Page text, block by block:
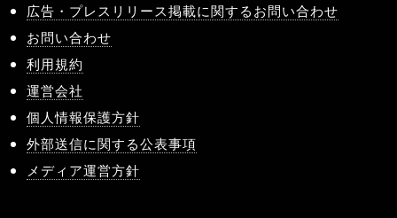
広告・プレスリリース掲載に関するお問い合わせ
お問い合わせ
利用規約
運営会社
個人情報保護方針
外部送信に関する公表事項
メディア運営方針